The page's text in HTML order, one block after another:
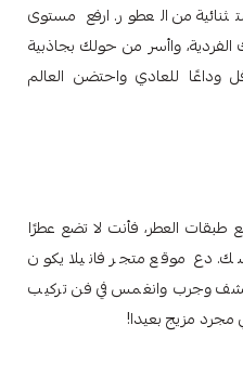
من العطور. ارفع مستوى
واأسر من حولك بجاذبية
وداعًا للعادي واحتضن العالم
العطر، فأنت لا تضع عطرًا
دع موقع متجر فانيلا يكون
وجرب وانغمس في فن تركيب
مجرد مزيج بعيدا!